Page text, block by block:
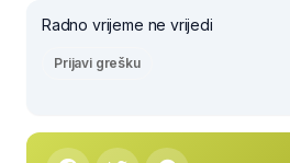
Radno vrijeme ne vrijedi
Prijavi grešku